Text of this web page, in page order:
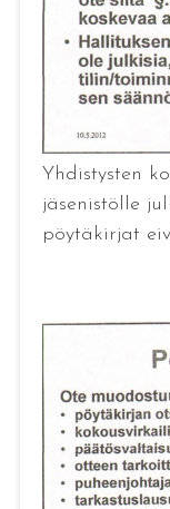
Yhdistysten
jäsenistölle
pöytäkirjat